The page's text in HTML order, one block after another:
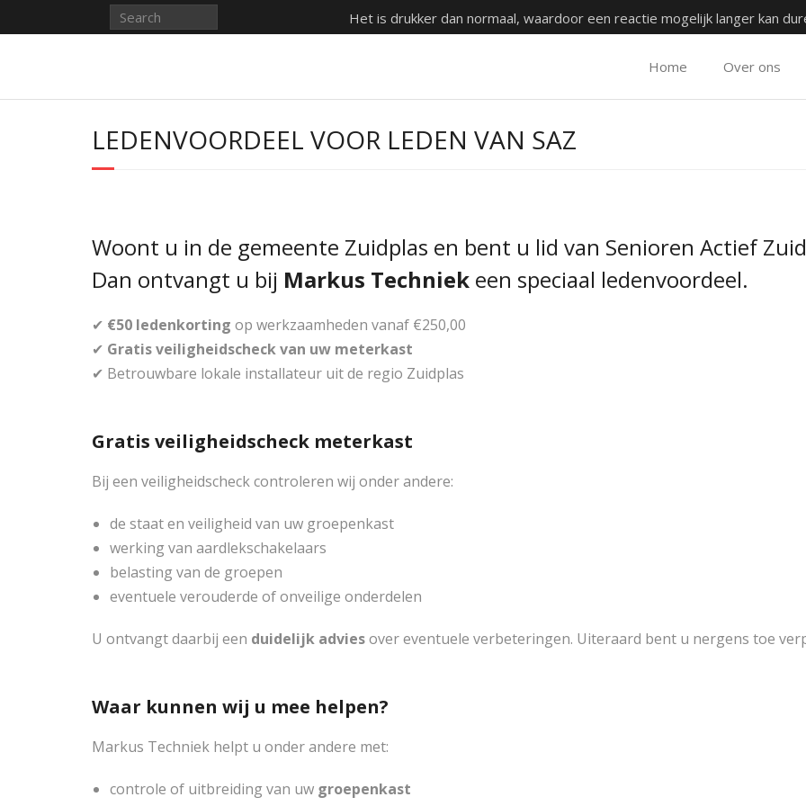
Het is drukker dan normaal, waardoor een reactie mogelijk langer kan
Home Over ons
LEDENVOORDEEL VOOR LEDEN VAN SAZ
Woont u in de gemeente Zuidplas en bent u lid van Senioren Actief
Dan ontvangt u bij Markus Techniek een speciaal ledenvoordeel.
✔ €50 ledenkorting op werkzaamheden vanaf €250,00
✔ Gratis veiligheidscheck van uw meterkast
✔ Betrouwbare lokale installateur uit de regio Zuidplas
Gratis veiligheidscheck meterkast
Bij een veiligheidscheck controleren wij onder andere:
de staat en veiligheid van uw groepenkast
werking van aardlekschakelaars
belasting van de groepen
eventuele verouderde of onveilige onderdelen
U ontvangt daarbij een duidelijk adviesover eventuele verbeteringen. Uiteraard bent u nergens toe
Waar kunnen wij u mee helpen?
Markus Techniek helpt u onder andere met:
controle of uitbreiding van uw groepenkast